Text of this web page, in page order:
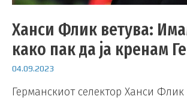
Ханси Флик ветува:
како пак да ја кренам
04.09.2023
Германскиот селектор Ханси Флик